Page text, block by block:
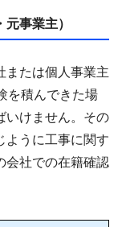
事業主）
または個人事業主
を積んできた場
いけません。その
ように工事に関す
会社での在籍確認